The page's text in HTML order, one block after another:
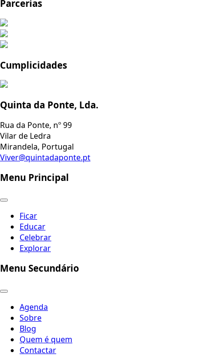
Parcerias
Cumplicidades
Quinta da Ponte, Lda.
Rua da Ponte, nº 99
Vilar de Ledra
Mirandela, Portugal
Viver@quintadaponte.pt
Menu Principal
Ficar
Educar
Celebrar
Explorar
Menu Secundário
Agenda
Sobre
Blog
Quem é quem
Contactar